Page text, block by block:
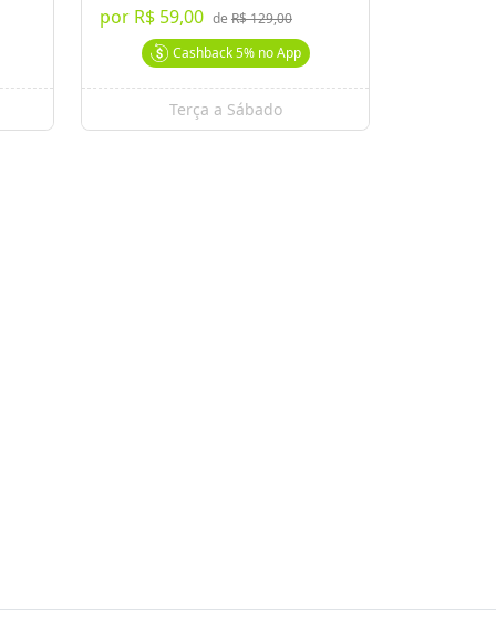
por R$ 59,00 de R$ 129,00
Cashback5%no App
Terça a Sábado